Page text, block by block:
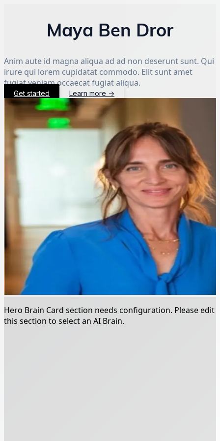
Maya Ben Dror
Anim aute id magna aliqua ad ad non deserunt sunt. Qui
irure qui lorem cupidatat commodo. Elit sunt amet
fugiat veniam occaecat fugiat aliqua.
Get started Learn more →
Hero Brain Card section needs configuration. Please edit
this section to select an AI Brain.